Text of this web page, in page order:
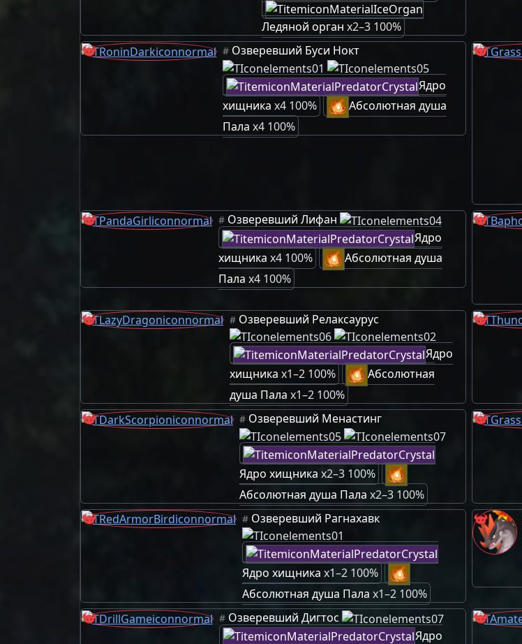
Ледяной орган x2–3 100%
# Озверевший Буси Нокт
Ядро
хищника x4 100%
Абсолютная душа
Пала x4 100%
# Озверевший Лифан
Ядро
хищника x4 100%
Абсолютная душа
Пала x4 100%
# Озверевший Релаксаурус
Ядро
хищника x1–2 100%
Абсолютная
душа Пала x1–2 100%
# Озверевший Менастинг
Ядро хищника x2–3 100%
Абсолютная душа Пала x2–3 100%
# Озверевший Рагнахавк
Ядро хищника x1–2 100%
Абсолютная душа Пала x1–2 100%
# Озверевший Дигтос
Ядро